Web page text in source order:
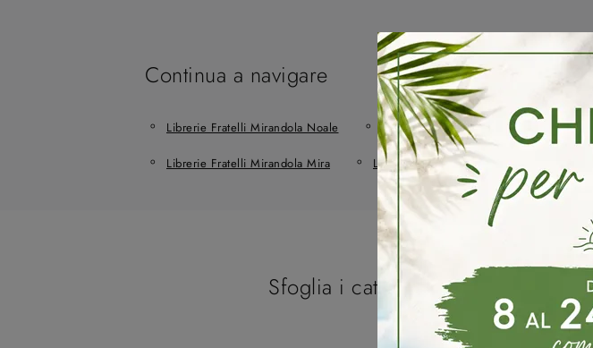
Continua a navigare
Librerie Fratelli Mirandola Noale Librerie Fratelli Mirandola Mirano
Librerie Fratelli Mirandola Mira Librerie Fratelli Mirandola Mestre
Sfoglia i cataloghi